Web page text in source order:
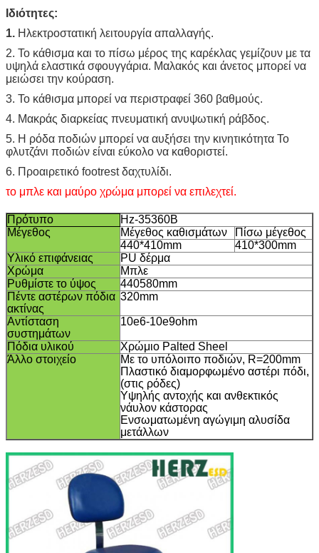
Ιδιότητες:
1. Ηλεκτροστατική λειτουργία απαλλαγής.
2. Το κάθισμα και το πίσω μέρος της καρέκλας γεμίζουν με τα
υψηλά ελαστικά σφουγγάρια. Μαλακός και άνετος μπορεί να
μειώσει την κούραση.
3. Το κάθισμα μπορεί να περιστραφεί 360 βαθμούς.
4. Μακράς διαρκείας πνευματική ανυψωτική ράβδος.
5. Η ρόδα ποδιών μπορεί να αυξήσει την κινητικότητα Το
φλυτζάνι ποδιών είναι εύκολο να καθοριστεί.
6. Προαιρετικό footrest δαχτυλίδι.
το μπλε και μαύρο χρώμα μπορεί να επιλεχτεί.
Πρότυπο
Hz-35360B
Μέγεθος
Μέγεθος καθισμάτων
Πίσω μέγεθος
440*410mm
410*300mm
Υλικό επιφάνειας
PU δέρμα
Χρώμα
Μπλε
Ρυθμίστε το ύψος
440580mm
Πέντε αστέρων πόδια
ακτίνας
320mm
Αντίσταση
συστημάτων
10e6-10e9ohm
Πόδια υλικού
Χρώμιο Palted Sheel
Άλλο στοιχείο
Με το υπόλοιπο ποδιών, R=200mm
Πλαστικό διαμορφωμένο αστέρι πόδι,
(στις ρόδες)
Υψηλής αντοχής και ανθεκτικός
νάυλον κάστορας
Ενσωματωμένη αγώγιμη αλυσίδα
μετάλλων